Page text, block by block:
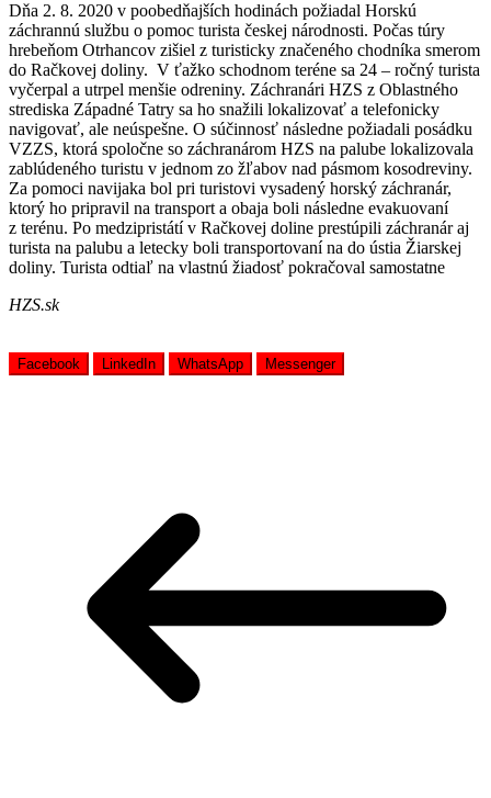
Dňa 2. 8. 2020 v poobedňajších hodinách požiadal Horskú
záchrannú službu o pomoc turista českej národnosti. Počas túry
hrebeňom Otrhancov zišiel z turisticky značeného chodníka smerom
do Račkovej doliny. V ťažko schodnom teréne sa 24 – ročný turista
vyčerpal a utrpel menšie odreniny. Záchranári HZS z Oblastného
strediska Západné Tatry sa ho snažili lokalizovať a telefonicky
navigovať, ale neúspešne. O súčinnosť následne požiadali posádku
VZZS, ktorá spoločne so záchranárom HZS na palube lokalizovala
zablúdeného turistu v jednom zo žľabov nad pásmom kosodreviny.
Za pomoci navijaka bol pri turistovi vysadený horský záchranár,
ktorý ho pripravil na transport a obaja boli následne evakuovaní
z terénu. Po medzipristátí v Račkovej doline prestúpili záchranár aj
turista na palubu a letecky boli transportovaní na do ústia Žiarskej
doliny. Turista odtiaľ na vlastnú žiadosť pokračoval samostatne
HZS.sk
Facebook LinkedIn WhatsApp Messenger